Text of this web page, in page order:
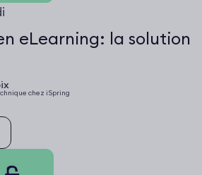
eLearning: la solution
chez iSpring